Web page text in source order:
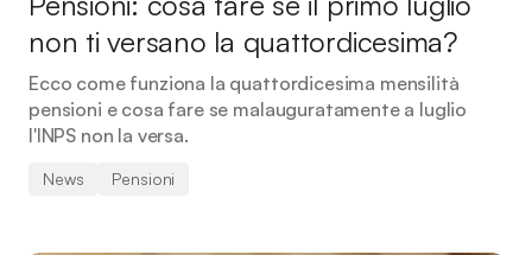
non ti versano la quattordicesima?
Ecco come funziona la quattordicesima mensilità
pensioni e cosa fare se malauguratamente a luglio
l'INPS non la versa.
News Pensioni